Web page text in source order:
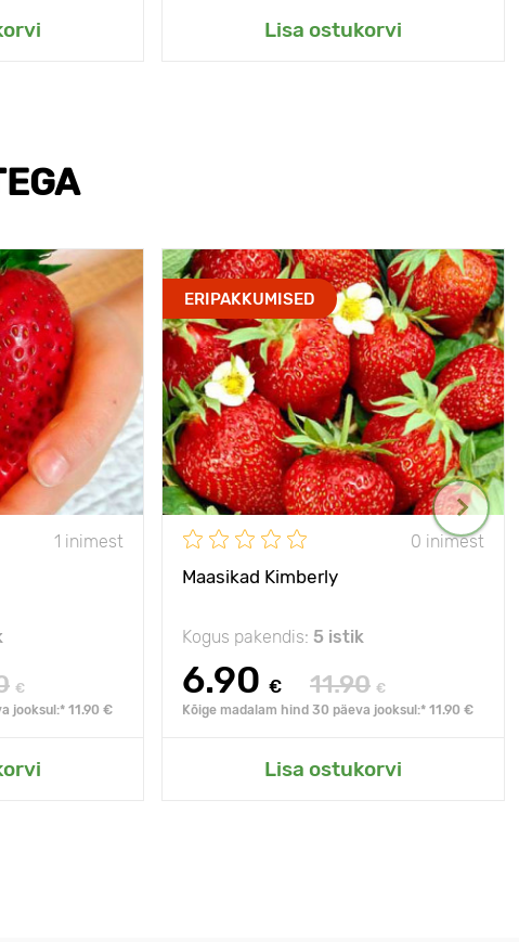
Lisa ostukorvi
1 inimest
€
jooksul:* 11.90 €
ERIPAKKUMISED
0 inimest
Maasikad Kimberly
Kogus pakendis: 5 istik
6.90 € 11.90 €
Kõige madalam hind 30 päeva jooksul:* 11.90 €
Lisa ostukorvi